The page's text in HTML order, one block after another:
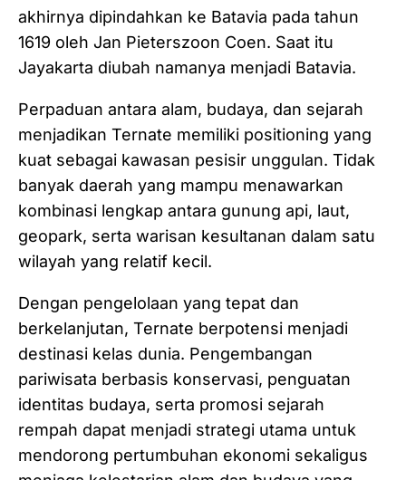
akhirnya dipindahkan ke Batavia pada tahun
1619 oleh Jan Pieterszoon Coen. Saat itu
Jayakarta diubah namanya menjadi Batavia.
Perpaduan antara alam, budaya, dan sejarah
menjadikan Ternate memiliki positioning yang
kuat sebagai kawasan pesisir unggulan. Tidak
banyak daerah yang mampu menawarkan
kombinasi lengkap antara gunung api, laut,
geopark, serta warisan kesultanan dalam satu
wilayah yang relatif kecil.
Dengan pengelolaan yang tepat dan
berkelanjutan, Ternate berpotensi menjadi
destinasi kelas dunia. Pengembangan
pariwisata berbasis konservasi, penguatan
identitas budaya, serta promosi sejarah
rempah dapat menjadi strategi utama untuk
mendorong pertumbuhan ekonomi sekaligus